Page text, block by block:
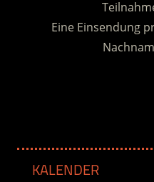
Eine Einsendung
KALENDER